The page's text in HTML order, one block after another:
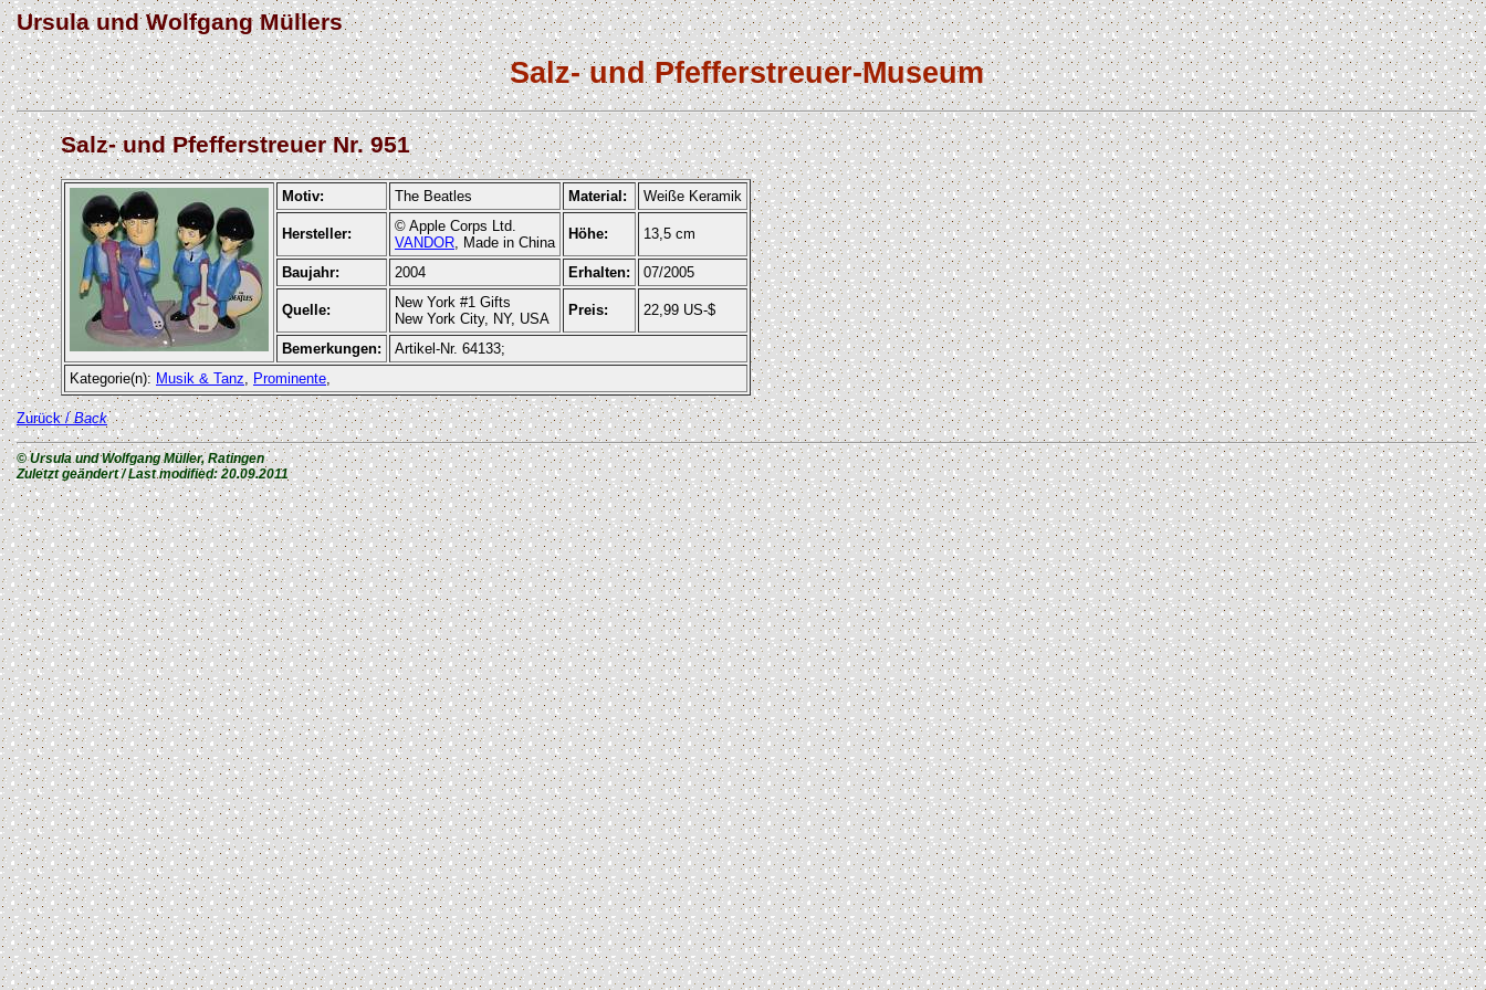
Ursula und Wolfgang Müllers
Salz- und Pfefferstreuer-Museum
Salz- und Pfefferstreuer Nr. 951
Motiv: The Beatles Material: Weiße Keramik
Hersteller:
© Apple Corps Ltd.
VANDOR, Made in China
Höhe: 13,5 cm
Baujahr: 2004 Erhalten: 07/2005
Quelle:
New York #1 Gifts
New York City, NY, USA
Preis: 22,99 US-$
Bemerkungen:
Artikel-Nr. 64133;
Kategorie(n): Musik & Tanz, Prominente,
Zurück /Back
© Ursula und Wolfgang Müller, Ratingen
Zuletzt geändert / Last modified:20.09.2011